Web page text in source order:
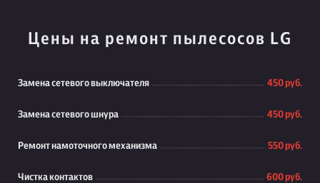
Цены на ремонт пылесосов LG
Замена сетевого выключателя 450 руб.
Замена сетевого шнура 450 руб.
Ремонт намоточного механизма 550 руб.
Чистка контактов 600 руб.